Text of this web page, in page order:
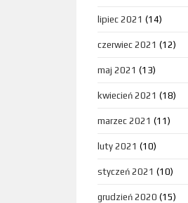
lipiec 2021 (14)
czerwiec 2021 (12)
maj 2021 (13)
kwiecień 2021 (18)
marzec 2021 (11)
luty 2021 (10)
styczeń 2021 (10)
grudzień 2020 (15)